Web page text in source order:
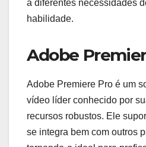
a diferentes necessidades
habilidade.
Adobe
Adobe Premiere Pro é um
vídeo líder conhecido por
recursos robustos. Ele
se integra bem com outros